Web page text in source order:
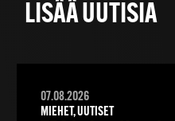
LISÄÄ UUTISIA
07.08.2026
MIEHET, UUTISET